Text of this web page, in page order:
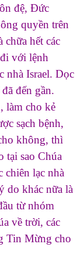
đệ, Đức
quyền trên
chữa hết các
với lệnh
nhà Israel. Dọc
đến gần.
làm cho kẻ
sạch bệnh,
không, thì
tại sao Chúa
chiên lạc nhà
do khác nữa là
từ nhóm
về trời, các
Tin Mừng cho